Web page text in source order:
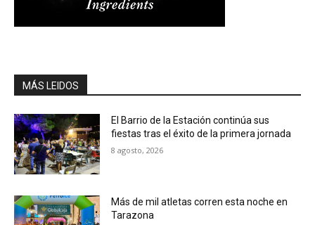
MÁS LEIDOS
El Barrio de la Estación continúa sus
fiestas tras el éxito de la primera jornada
8 agosto, 2026
Más de mil atletas corren esta noche en
Tarazona